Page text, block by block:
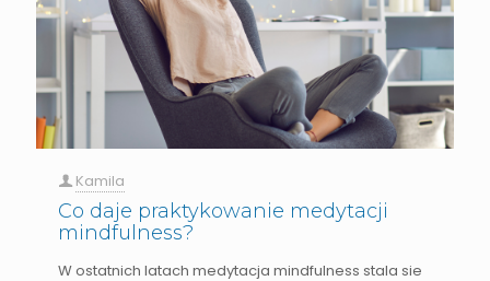
Kamila
Co daje praktykowanie medytacji
mindfulness?
W ostatnich latach medytacja mindfulness stala sie